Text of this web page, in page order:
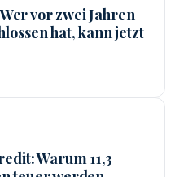
vor zwei Jahren
hat, kann jetzt
Warum 11,3